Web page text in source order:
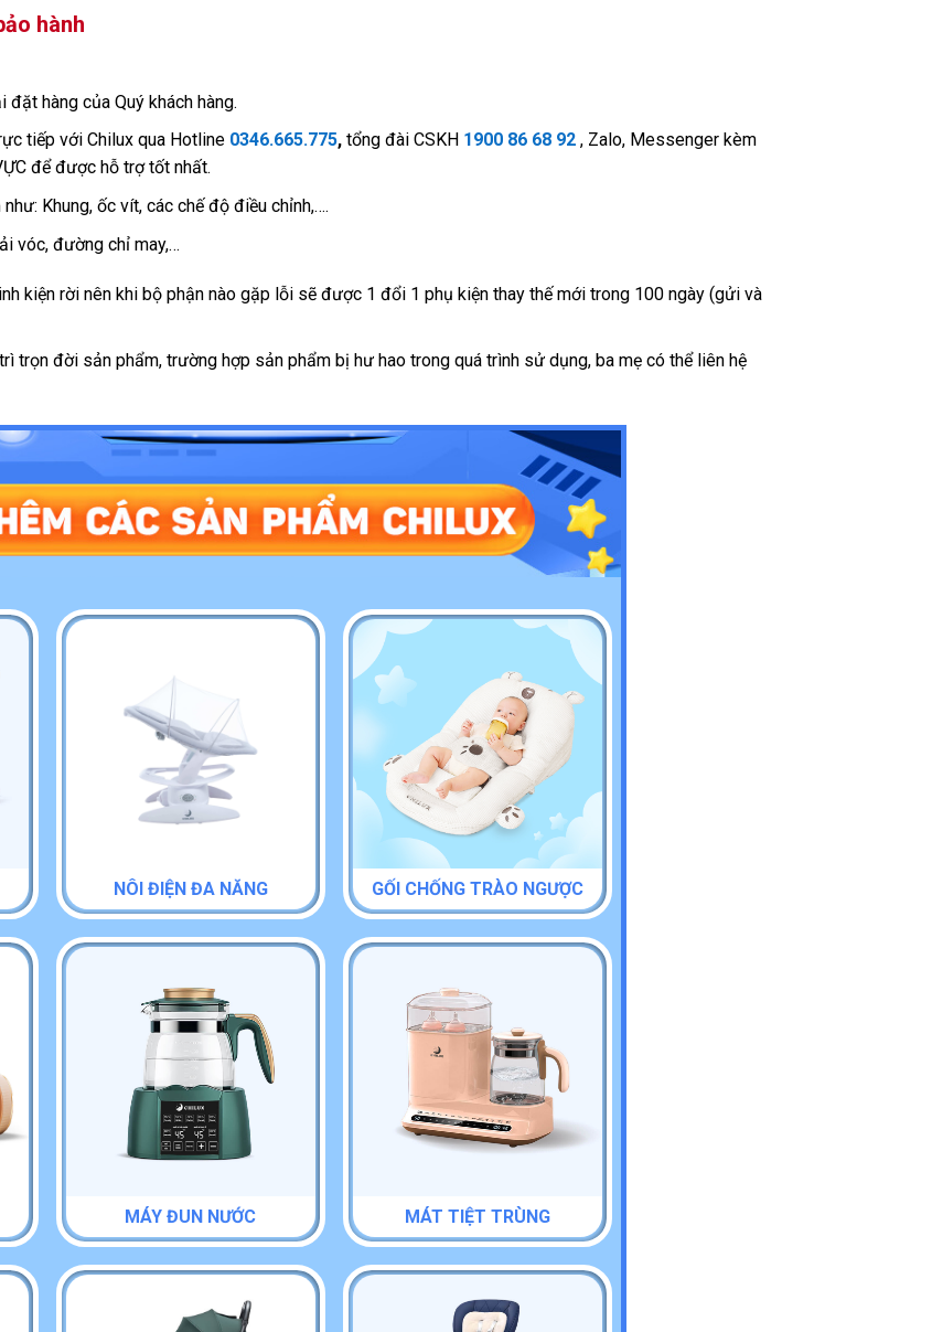
hành
hàng của Quý khách hàng.
tiếp với Chilux qua Hotline 0346.665.775,tổng đài CSKH 1900 86 68 92, Zalo, Messenger kèm
để được hỗ trợ tốt nhất.
Khung, ốc vít, các chế độ điều chỉnh,….
vóc, đường chỉ may,…
kiện rời nên khi bộ phận nào gặp lỗi sẽ được 1 đổi 1 phụ kiện thay thế mới trong 100 ngày (gửi và
trọn đời sản phẩm, trường hợp sản phẩm bị hư hao trong quá trình sử dụng, ba mẹ có thể liên hệ
NÔI ĐIỆN ĐA NĂNG GỐI CHỐNG TRÀO NGƯỢC
MÁY ĐUN NƯỚC MÁT TIỆT TRÙNG